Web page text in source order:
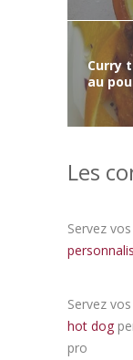
Curry
au
Les
Servez
Servez
hot dog
pro